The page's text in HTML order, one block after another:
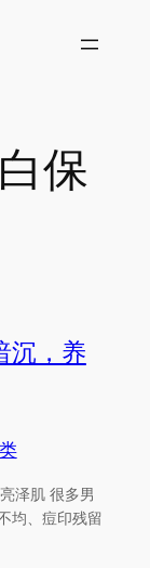
保
沉，养
泽肌 很多男
均、痘印残留